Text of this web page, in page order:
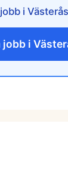
i
jobb i